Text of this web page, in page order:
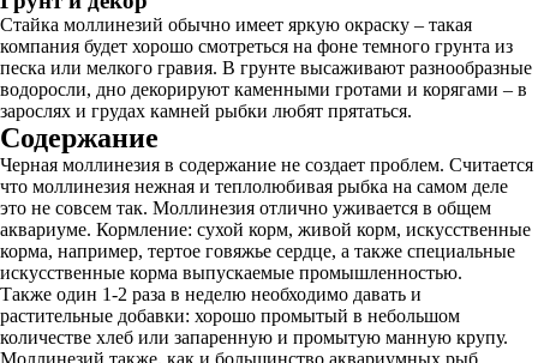
Стайка моллинезий обычно имеет яркую окраску – такая
компания будет хорошо смотреться на фоне темного грунта из
песка или мелкого гравия. В грунте высаживают разнообразные
водоросли, дно декорируют каменными гротами и корягами – в
зарослях и грудах камней рыбки любят прятаться.
Содержание
Черная моллинезия в содержание не создает проблем. Считается
что моллинезия нежная и теплолюбивая рыбка на самом деле
это не совсем так. Моллинезия отлично уживается в общем
аквариуме. Кормление: сухой корм, живой корм, искусственные
корма, например, тертое говяжье сердце, а также специальные
искусственные корма выпускаемые промышленностью.
Также один 1-2 раза в неделю необходимо давать и
растительные добавки: хорошо промытый в небольшом
количестве хлеб или запаренную и промытую манную крупу.
Моллинезий также, как и большинство аквариумных рыб